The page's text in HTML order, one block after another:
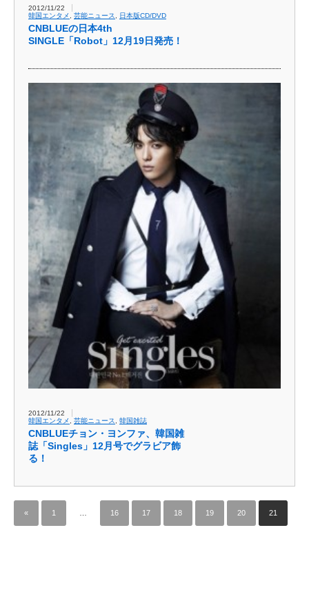
2012/11/22
韓国エンタメ
芸能ニュース 日本版CD/DVD
CNBLUEの日本4th
SINGLE「Robot」12月19日発売！
2012/11/22
韓国エンタメ
芸能ニュース 韓国雑誌
CNBLUEチョン・ヨンファ、韓国雑
誌「Singles」12月号でグラビア飾
る！
« 1 16 17 18 19 20 21